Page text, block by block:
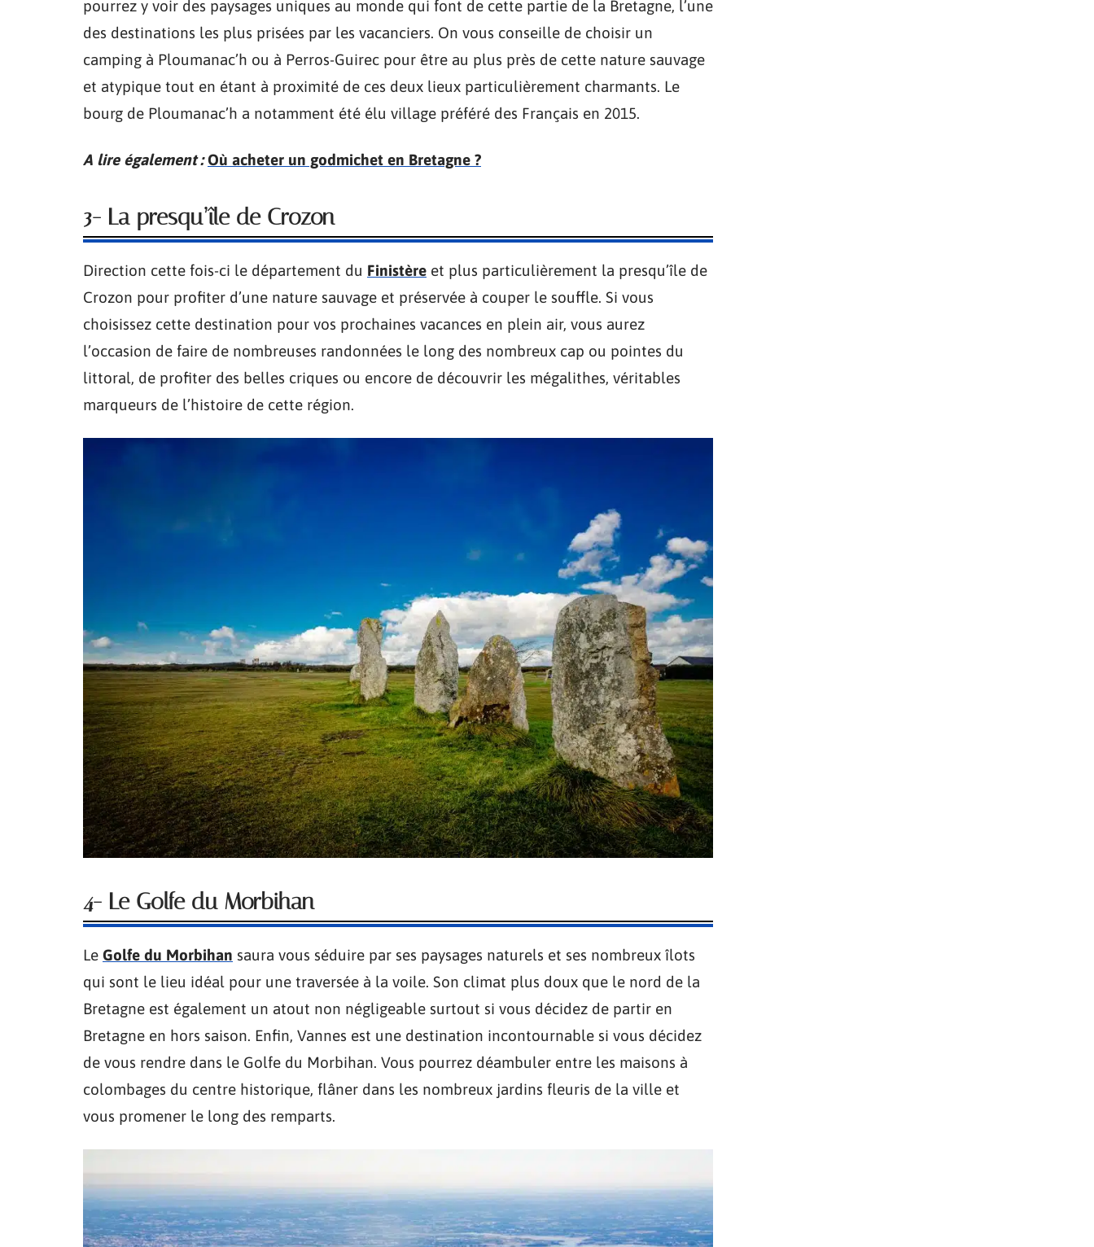
pourrez y voir des paysages uniques au monde qui font de cette partie de la Bretagne, l’une
des destinations les plus prisées par les vacanciers. On vous conseille de choisir un
camping à Ploumanac’h ou à Perros-Guirec pour être au plus près de cette nature sauvage
et atypique tout en étant à proximité de ces deux lieux particulièrement charmants. Le
bourg de Ploumanac’h a notamment été élu village préféré des Français en 2015.
A lire également : Où acheter un godmichet en Bretagne ?
3- La presqu’île de Crozon
Direction cette fois-ci le département du Finistère et plus particulièrement la presqu’île de
Crozon pour profiter d’une nature sauvage et préservée à couper le souffle. Si vous
choisissez cette destination pour vos prochaines vacances en plein air, vous aurez
l’occasion de faire de nombreuses randonnées le long des nombreux cap ou pointes du
littoral, de profiter des belles criques ou encore de découvrir les mégalithes, véritables
marqueurs de l’histoire de cette région.
4- Le Golfe du Morbihan
Le Golfe du Morbihan saura vous séduire par ses paysages naturels et ses nombreux îlots
qui sont le lieu idéal pour une traversée à la voile. Son climat plus doux que le nord de la
Bretagne est également un atout non négligeable surtout si vous décidez de partir en
Bretagne en hors saison. Enfin, Vannes est une destination incontournable si vous décidez
de vous rendre dans le Golfe du Morbihan. Vous pourrez déambuler entre les maisons à
colombages du centre historique, flâner dans les nombreux jardins fleuris de la ville et
vous promener le long des remparts.